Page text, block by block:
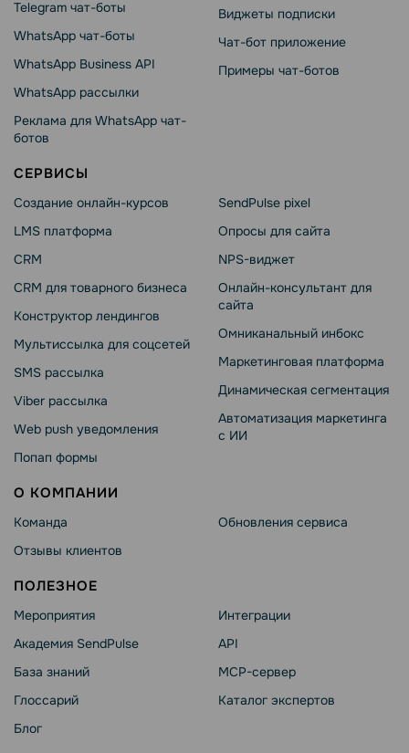
Telegram чат-боты
WhatsApp чат-боты
WhatsApp Business API
WhatsApp рассылки
Реклама для WhatsApp чат-
ботов
Виджеты подписки
Чат-бот приложение
Примеры чат-ботов
СЕРВИСЫ
Создание онлайн-курсов
LMS платформа
CRM
CRM для товарного бизнеса
Конструктор лендингов
Мультиссылка для соцсетей
SMS рассылка
Viber рассылка
Web push уведомления
Попап формы
SendPulse pixel
Опросы для сайта
NPS-виджет
Онлайн-консультант для
сайта
Омниканальный инбокс
Маркетинговая платформа
Динамическая сегментация
Автоматизация маркетинга
с ИИ
О КОМПАНИИ
Команда
Отзывы клиентов
Обновления сервиса
ПОЛЕЗНОЕ
Мероприятия
Академия SendPulse
База знаний
Глоссарий
Блог
Интеграции
API
MCP-сервер
Каталог экспертов